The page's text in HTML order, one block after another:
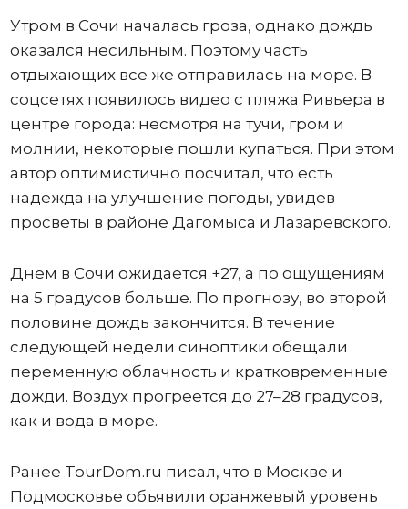
Утром в Сочи началась гроза, однако дождь
оказался несильным. Поэтому часть
отдыхающих все же отправилась на море. В
соцсетях появилось видео с пляжа Ривьера в
центре города: несмотря на тучи, гром и
молнии, некоторые пошли купаться. При этом
автор оптимистично посчитал, что есть
надежда на улучшение погоды, увидев
просветы в районе Дагомыса и Лазаревского.
Днем в Сочи ожидается +27, а по ощущениям
на 5 градусов больше. По прогнозу, во второй
половине дождь закончится. В течение
следующей недели синоптики обещали
переменную облачность и кратковременные
дожди. Воздух прогреется до 27–28 градусов,
как и вода в море.
Ранее TourDom.ru писал, что в Москве и
Подмосковье объявили оранжевый уровень